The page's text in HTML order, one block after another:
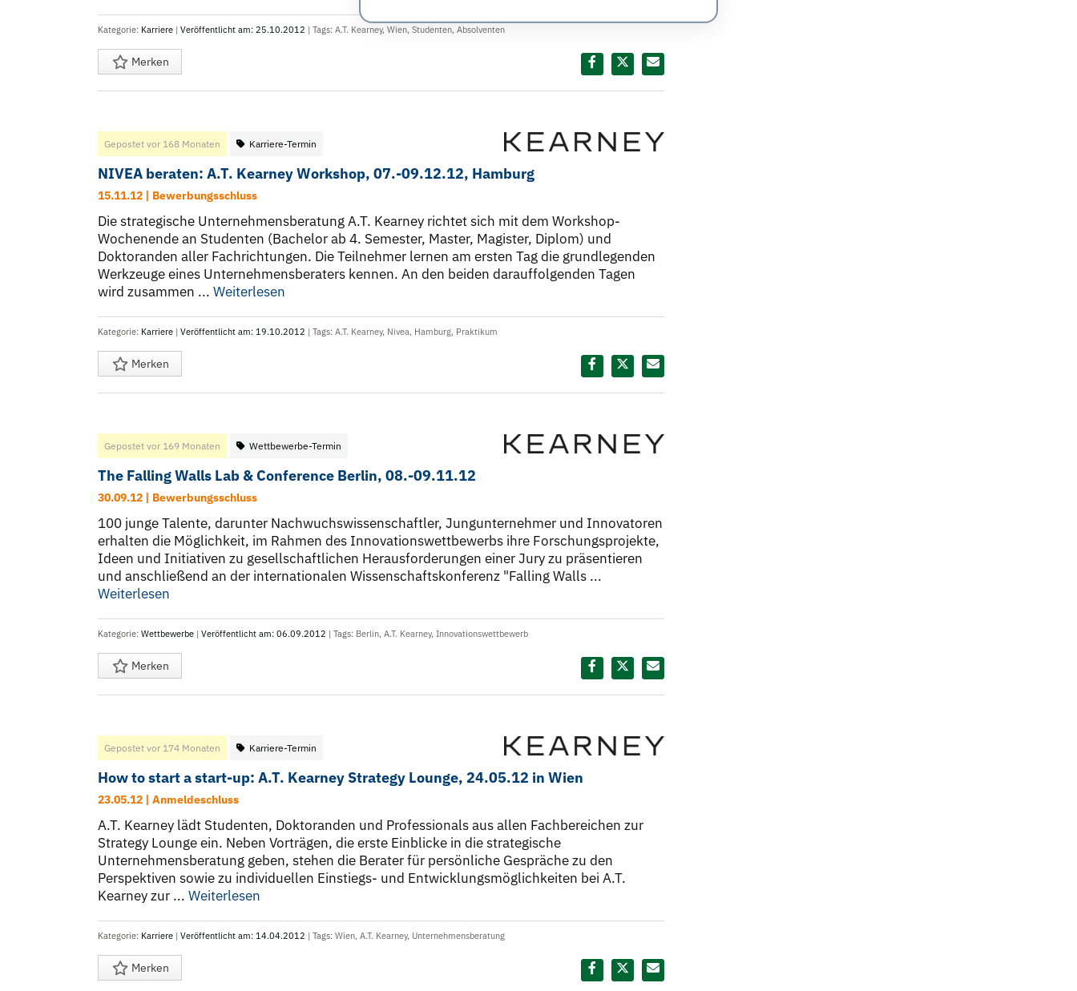
Kategorie: Karriere | Veröffentlicht am: 25.10.2012 | Tags: A.T. Kearney, Wien, Studenten, Absolventen
Merken
Gepostet vor 168 Monaten Karriere-Termin
NIVEA beraten: A.T. Kearney Workshop, 07.-09.12.12, Hamburg
15.11.12 | Bewerbungsschluss
Die strategische Unternehmensberatung A.T. Kearney richtet sich mit dem Workshop-
Wochenende an Studenten (Bachelor ab 4. Semester, Master, Magister, Diplom) und
Doktoranden aller Fachrichtungen. Die Teilnehmer lernen am ersten Tag die grundlegenden
Werkzeuge eines Unternehmensberaters kennen. An den beiden darauffolgenden Tagen
wird zusammen ... Weiterlesen
Kategorie: Karriere | Veröffentlicht am: 19.10.2012 | Tags: A.T. Kearney, Nivea, Hamburg, Praktikum
Merken
Gepostet vor 169 Monaten Wettbewerbe-Termin
The Falling Walls Lab & Conference Berlin, 08.-09.11.12
30.09.12 | Bewerbungsschluss
100 junge Talente, darunter Nachwuchswissenschaftler, Jungunternehmer und Innovatoren
erhalten die Möglichkeit, im Rahmen des Innovationswettbewerbs ihre Forschungsprojekte,
Ideen und Initiativen zu gesellschaftlichen Herausforderungen einer Jury zu präsentieren
und anschließend an der internationalen Wissenschaftskonferenz "Falling Walls ...
Weiterlesen
Kategorie: Wettbewerbe | Veröffentlicht am: 06.09.2012 | Tags: Berlin, A.T. Kearney, Innovationswettbewerb
Merken
Gepostet vor 174 Monaten Karriere-Termin
How to start a start-up: A.T. Kearney Strategy Lounge, 24.05.12 in Wien
23.05.12 | Anmeldeschluss
A.T. Kearney lädt Studenten, Doktoranden und Professionals aus allen Fachbereichen zur
Strategy Lounge ein. Neben Vorträgen, die erste Einblicke in die strategische
Unternehmensberatung geben, stehen die Berater für persönliche Gespräche zu den
Perspektiven sowie zu individuellen Einstiegs- und Entwicklungsmöglichkeiten bei A.T.
Kearney zur ... Weiterlesen
Kategorie: Karriere | Veröffentlicht am: 14.04.2012 | Tags: Wien, A.T. Kearney, Unternehmensberatung
Merken